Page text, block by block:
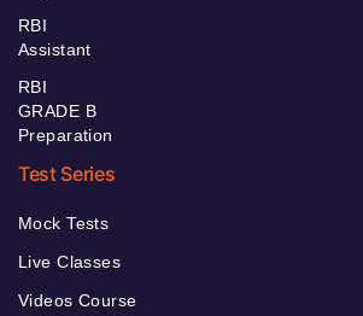
RBI
Assistant
RBI
GRADE B
Preparation
Test Series
Mock Tests
Live Classes
Videos Course